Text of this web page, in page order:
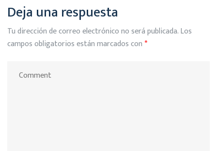
Deja una respuesta
Tu dirección de correo electrónico no será publicada.Los
campos obligatorios están marcados con*